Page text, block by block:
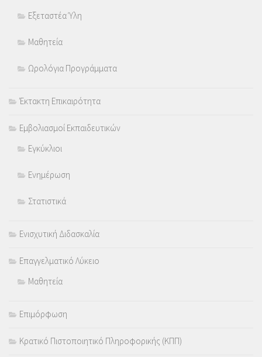
Εξεταστέα Ύλη
Μαθητεία
Ωρολόγια Προγράμματα
Έκτακτη Επικαιρότητα
Εμβολιασμοί Εκπαιδευτικών
Εγκύκλιοι
Ενημέρωση
Στατιστικά
Ενισχυτική Διδασκαλία
Επαγγελματικό Λύκειο
Μαθητεία
Επιμόρφωση
Κρατικό Πιστοποιητικό Πληροφορικής (ΚΠΠ)